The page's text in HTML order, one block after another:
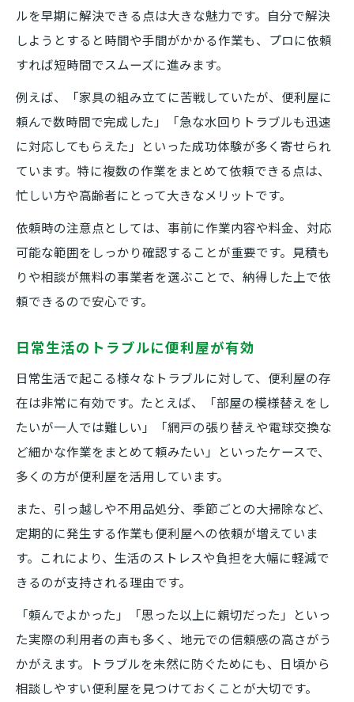
ルを早期に解決できる点は大きな魅力です。自分で解決
しようとすると時間や手間がかかる作業も、プロに依頼
すれば短時間でスムーズに進みます。
例えば、「家具の組み立てに苦戦していたが、便利屋に
頼んで数時間で完成した」「急な水回りトラブルも迅速
に対応してもらえた」といった成功体験が多く寄せられ
ています。特に複数の作業をまとめて依頼できる点は、
忙しい方や高齢者にとって大きなメリットです。
依頼時の注意点としては、事前に作業内容や料金、対応
可能な範囲をしっかり確認することが重要です。見積も
りや相談が無料の事業者を選ぶことで、納得した上で依
頼できるので安心です。
日常生活のトラブルに便利屋が有効
日常生活で起こる様々なトラブルに対して、便利屋の存
在は非常に有効です。たとえば、「部屋の模様替えをし
たいが一人では難しい」「網戸の張り替えや電球交換な
ど細かな作業をまとめて頼みたい」といったケースで、
多くの方が便利屋を活用しています。
また、引っ越しや不用品処分、季節ごとの大掃除など、
定期的に発生する作業も便利屋への依頼が増えていま
す。これにより、生活のストレスや負担を大幅に軽減で
きるのが支持される理由です。
「頼んでよかった」「思った以上に親切だった」といっ
た実際の利用者の声も多く、地元での信頼感の高さがう
かがえます。トラブルを未然に防ぐためにも、日頃から
相談しやすい便利屋を見つけておくことが大切です。